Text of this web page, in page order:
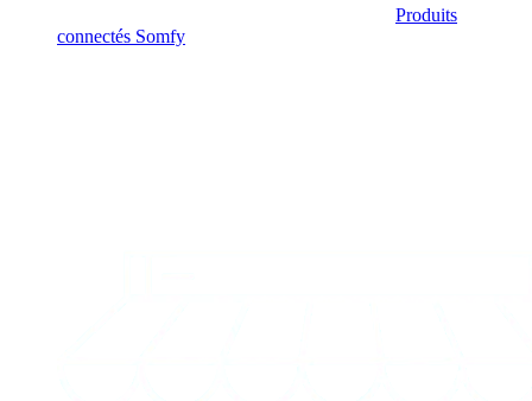
Produits
connectés Somfy